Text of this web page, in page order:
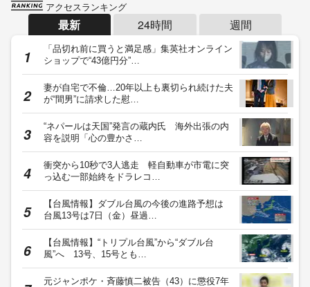
アクセスランキング
最新 24時間 週間
「品切れ前に買うと満足感」集英社オンライン
ショップで“43億円分”…
妻が自宅で不倫…20年以上も裏切られ続けた夫
が“間男”に請求した慰…
“ネパールは天国”発言の蔵内氏 海外出張の内
容を説明「心の豊かさ…
衝突から10秒で3人逃走 軽自動車が市電に突
っ込む一部始終をドラレコ…
【台風情報】ダブル台風の今後の進路予想は
台風13号は7日（金）昼過…
【台風情報】“トリプル台風”から“ダブル台
風”へ 13号、15号とも…
元ジャンポケ・斉藤慎二被告（43）に懲役7年